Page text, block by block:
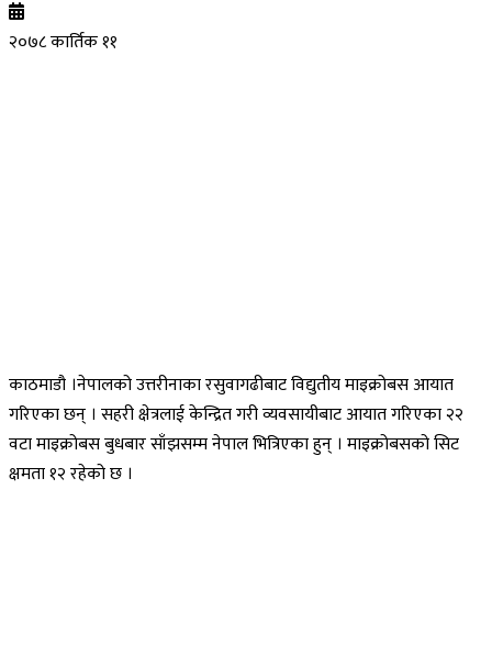
२०७८ कार्तिक ११
काठमाडौ ।नेपालको उत्तरीनाका रसुवागढीबाट विद्युतीय माइक्रोबस आयात
गरिएका छन् । सहरी क्षेत्रलाई केन्द्रित गरी व्यवसायीबाट आयात गरिएका २२
वटा माइक्रोबस बुधबार साँझसम्म नेपाल भित्रिएका हुन् । माइक्रोबसको सिट
क्षमता १२ रहेको छ ।